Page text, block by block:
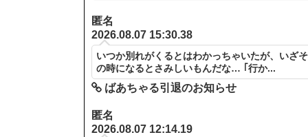
匿名
2026.08.07 15:30.38
いつか別れがくるとはわかっちゃいたが、いざそ
の時になるとさみしいもんだな… ｢行か...
ばあちゃる引退のお知らせ
匿名
2026.08.07 12:14.19